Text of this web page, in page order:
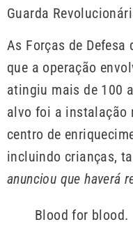
Guarda
As Forças de Defesa
que a operação
atingiu mais de 100
alvo foi a instalação
centro de
incluindo crianças,
anunciou que haverá
Blood for blood.